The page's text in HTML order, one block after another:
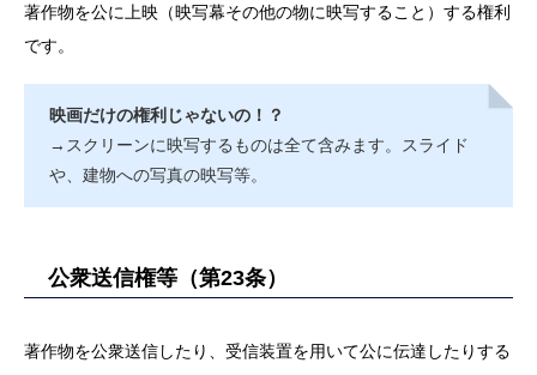
著作物を公に上映（映写幕その他の物に映写すること）する権利
です。
映画だけの権利じゃないの！？
→スクリーンに映写するものは全て含みます。スライド
や、建物への写真の映写等。
公衆送信権等（第23条）
著作物を公衆送信したり、受信装置を用いて公に伝達したりする